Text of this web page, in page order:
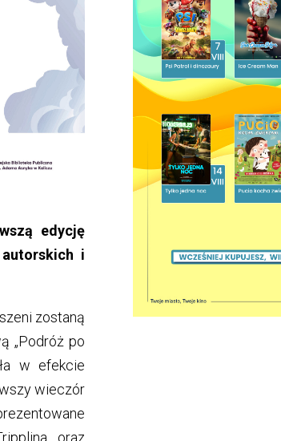
edycję
i
zostaną
„Podróż po
w efekcie
wieczór
oraz